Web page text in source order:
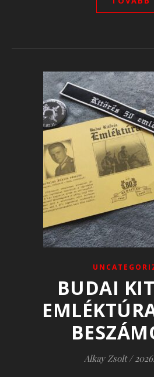
BUDAI
Alkay Zsolt /